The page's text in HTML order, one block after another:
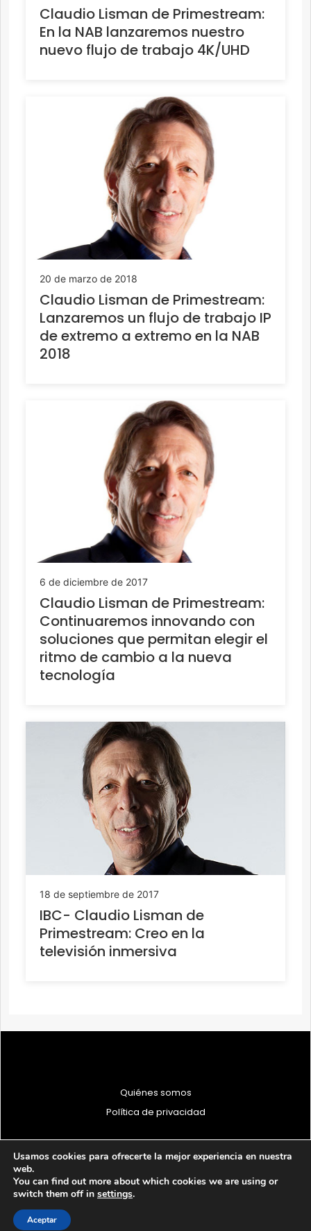
Claudio Lisman de Primestream:
En la NAB lanzaremos nuestro
nuevo flujo de trabajo 4K/UHD
20 de marzo de 2018
Claudio Lisman de Primestream:
Lanzaremos un flujo de trabajo IP
de extremo a extremo en la NAB
2018
6 de diciembre de 2017
Claudio Lisman de Primestream:
Continuaremos innovando con
soluciones que permitan elegir el
ritmo de cambio a la nueva
tecnología
18 de septiembre de 2017
IBC- Claudio Lisman de
Primestream: Creo en la
televisión inmersiva
Quiénes somos
Política de privacidad
© 1997 - 2026 PRODU - Todos los derechos reservados
Usamos cookies para ofrecerte la mejor experiencia en nuestra
web.
You can find out more about which cookies we are using or
switch them off in settings.
Aceptar